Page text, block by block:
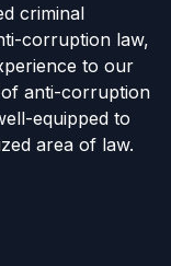
criminal
corruption law,
to our
of anti-corruption
equipped to
area of law.